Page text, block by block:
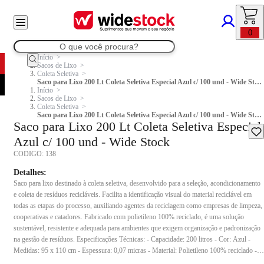
0
Início
Sacos de Lixo
Coleta Seletiva
Saco para Lixo 200 Lt Coleta Seletiva Especial Azul c/ 100 und - Wide Stock
Início
Sacos de Lixo
Coleta Seletiva
Saco para Lixo 200 Lt Coleta Seletiva Especial Azul c/ 100 und - Wide Stock
Saco para Lixo 200 Lt Coleta Seletiva Especial
Azul c/ 100 und - Wide Stock
CODIGO: 138
Detalhes:
Saco para lixo destinado à coleta seletiva, desenvolvido para a seleção, acondicionamento
e coleta de resíduos recicláveis. Facilita a identificação visual do material reciclável em
todas as etapas do processo, auxiliando agentes da reciclagem como empresas de limpeza,
cooperativas e catadores. Fabricado com polietileno 100% reciclado, é uma solução
sustentável, resistente e adequada para ambientes que exigem organização e padronização
na gestão de resíduos. Especificações Técnicas: - Capacidade: 200 litros - Cor: Azul -
Medidas: 95 x 110 cm - Espessura: 0,07 micras - Material: Polietileno 100% reciclado -